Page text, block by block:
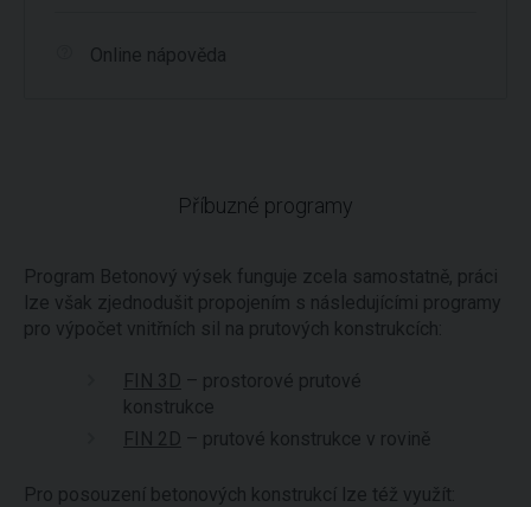
Online nápověda
Příbuzné programy
Program Betonový výsek funguje zcela samostatně, práci
lze však zjednodušit propojením s následujícími programy
pro výpočet vnitřních sil na prutových konstrukcích:
FIN 3D – prostorové prutové
konstrukce
FIN 2D – prutové konstrukce v rovině
Pro posouzení betonových konstrukcí lze též využít: